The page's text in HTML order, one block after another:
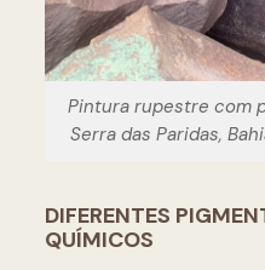
Pintura rupestre com
Serra das Paridas,
DIFERENTES
QUÍMICOS